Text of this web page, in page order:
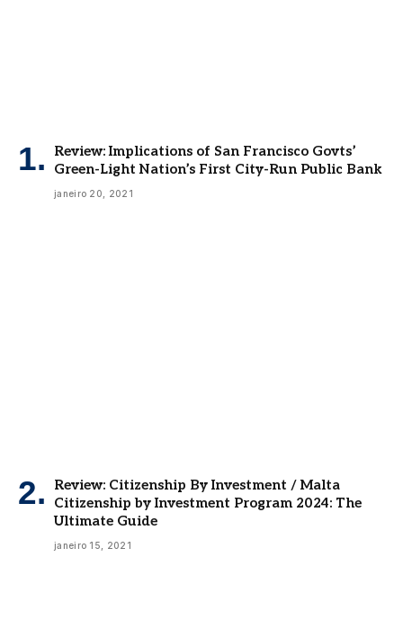
Review: Implications of San Francisco Govts’
Green-Light Nation’s First City-Run Public Bank
janeiro 20, 2021
Review: Citizenship By Investment / Malta
Citizenship by Investment Program 2024: The
Ultimate Guide
janeiro 15, 2021